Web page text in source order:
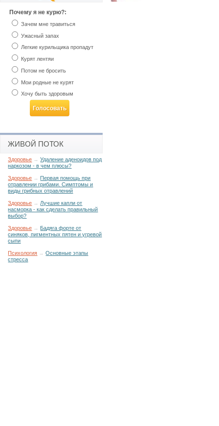
Почему я не курю?:
Зачем мне травиться
Ужасный запах
Легкие курильщика пропадут
Курят лентяи
Потом не бросить
Мои родные не курят
Хочу быть здоровым
ЖИВОЙ ПОТОК
Здоровье →Удаление аденоидов под
наркозом - в чем плюсы?
Здоровье → Первая помощь при
отравлении грибами. Симптомы и
виды грибных отравлений
Здоровье → Лучшие капли от
насморка - как сделать правильный
выбор?
Здоровье → Бадяга форте от
синяков, пигментных пятен и угревой
сыпи
Психология →Основные этапы
стресса